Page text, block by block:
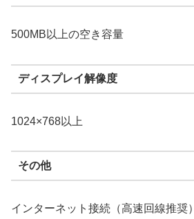
500MB以上の空き容量
ディスプレイ解像度
1024×768以上
その他
インターネット接続（高速回線推奨）